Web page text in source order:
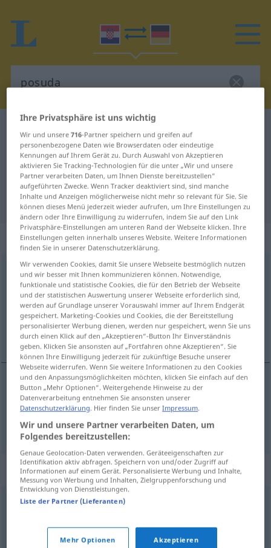
Kroatisch-Deutsch Übersetzung für
"posuda"
"posuda" Deutsch Übersetzung
„posuda“
posuda
Übersicht aller Übersetzungen
(Für mehr Details die Übersetzung anklicken/antippen)
Gefäß, Behälter
Gefäßn posuda
Behälterm posuda
Beispielsätze für "posuda"
posuda
Geschirrspülmaschinef
Ihre Privatsphäre ist uns wichtig
Wir und unsere716-Partner speichern und greifen auf
personenbezogene Daten wie Browserdaten oder eindeutige
Kennungen auf Ihrem Gerät zu. Durch Auswahl von Akzeptieren
aktivieren Sie Tracking-Technologien für die unter „Wir und unsere
Partner verarbeiten Daten, um Ihnen Dienste bereitzustellen“
aufgeführten Zwecke. Wenn Tracker deaktiviert sind, sind manche
Inhalte und Anzeigen möglicherweise nicht mehr so relevant für Sie. Sie
können dieses Menü jederzeit wieder aufrufen, um Ihre Einstellungen zu
ändern oder Ihre Einwilligung zu widerrufen, indem Sie auf den Link
Privatsphäre-Einstellungen am unteren Rand der Webseite klicken. Ihre
Einstellungen gelten innerhalb unseres Website. Weitere Informationen
finden Sie in unserer Datenschutzerklärung.
Wir verwenden Cookies, damit Sie unsere Webseite bestmöglich nutzen
und wir besser mit Ihnen kommunizieren können. Notwendige,
funktionale und statistische Cookies, die für den Betrieb der Webseite
und der statistischen Auswertung unserer Webseite erforderlich sind,
werden auf Grundlage unserer Vorauswahl immer auf Ihrem Endgerät
gespeichert. Marketing-Cookies und Cookies, die der Bereitstellung
personalisierter Werbung dienen, werden nur gespeichert, wenn Sie uns
durch einen Klick auf den „Akzeptieren“-Button Ihr Einverständnis
geben. Klicken Sie ansonsten auf „Fortfahren ohne Akzeptieren“. Sie
können Ihre Einwilligung jederzeit für zukünftige Besuche unserer
Webseite widerrufen. Wenn Sie weitere Informationen zu den Cookies
und den Anpassungsmöglichkeiten möchten, klicken Sie einfach auf den
Button „Mehr Optionen“. Weitergehende Hinweise zu der
Datenverarbeitung entnehmen Sie ansonsten unserer
Datenschutzerklärung. Hier finden Sie unserImpressum.
Wir und unsere Partner verarbeiten Daten, um
Folgendes bereitzustellen:
Genaue Geolocation-Daten verwenden. Geräteeigenschaften zur
Identifikation aktiv abfragen. Speichern von und/oder Zugriff auf
Informationen auf einem Gerät. Personalisierte Werbung und Inhalte,
Messung von Werbung und Inhalten, Zielgruppenforschung und
Entwicklung von Dienstleistungen.
Liste der Partner (Lieferanten)
Mehr Optionen Akzeptieren